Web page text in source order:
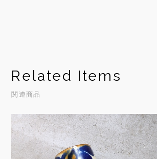
Related Items
関連商品